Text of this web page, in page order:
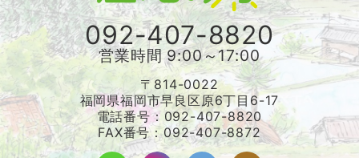
092-407-8820
営業時間 9:00～17:00
〒814-0022
福岡県福岡市早良区原6丁目6-17
電話番号：092-407-8820
FAX番号：092-407-8872